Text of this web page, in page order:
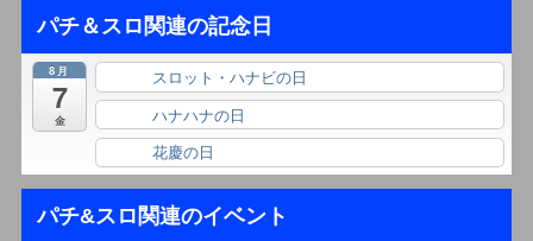
パチ＆スロ関連の記念日
8月
7
金
スロット・ハナビの日
ハナハナの日
花慶の日
パチ&スロ関連のイベント